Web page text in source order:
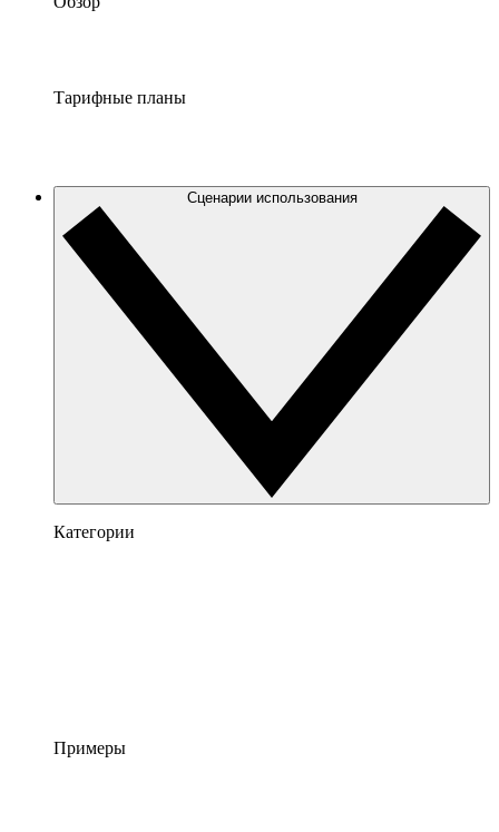
Тарифные планы
Сценарии использования
Категории
Примеры